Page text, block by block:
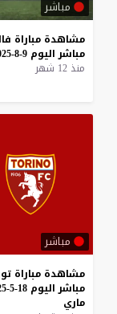
مباشر
مشاهدة مباراة
مباشر اليوم 9-8-2025
منذ 12 شهر
مباشر
مشاهدة مباراة
مباشر اليوم 18-5-2025
ماري